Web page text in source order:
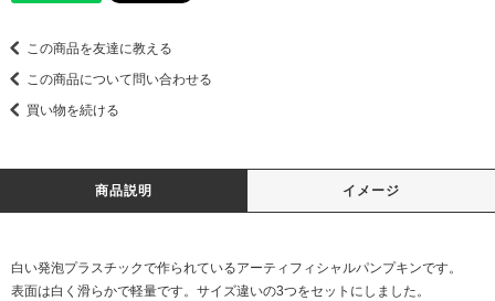
この商品を友達に教える
この商品について問い合わせる
買い物を続ける
商品説明 イメージ
白い発泡プラスチックで作られているアーティフィシャルパンプキンです。
表面は白く滑らかで軽量です。サイズ違いの3つをセットにしました。